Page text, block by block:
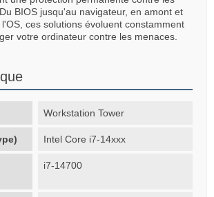
BIOS jusqu'au navigateur, en amont et
ces solutions évoluent constamment
votre ordinateur contre les menaces.
Workstation Tower
Intel Core i7-14xxx
i7-14700